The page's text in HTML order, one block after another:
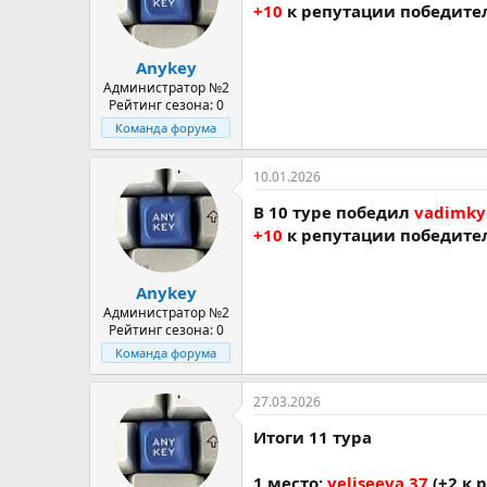
Anykey
Администратор №2
Рейтинг сезона: 0
Команда форума
+10 к репутации
Anykey
Администратор №2
Рейтинг сезона: 0
Команда форума
10.01.2026
В 10 туре победил
+10 к репутации
27.03.2026
Итоги 11 тура
1 место: yeliseeva.37 (+2 к